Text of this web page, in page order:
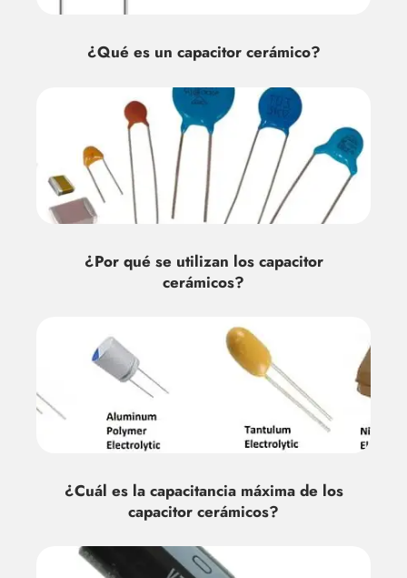
¿Qué es un capacitor cerámico?
¿Por qué se utilizan los capacitor
cerámicos?
¿Cuál es la capacitancia máxima de los
capacitor cerámicos?